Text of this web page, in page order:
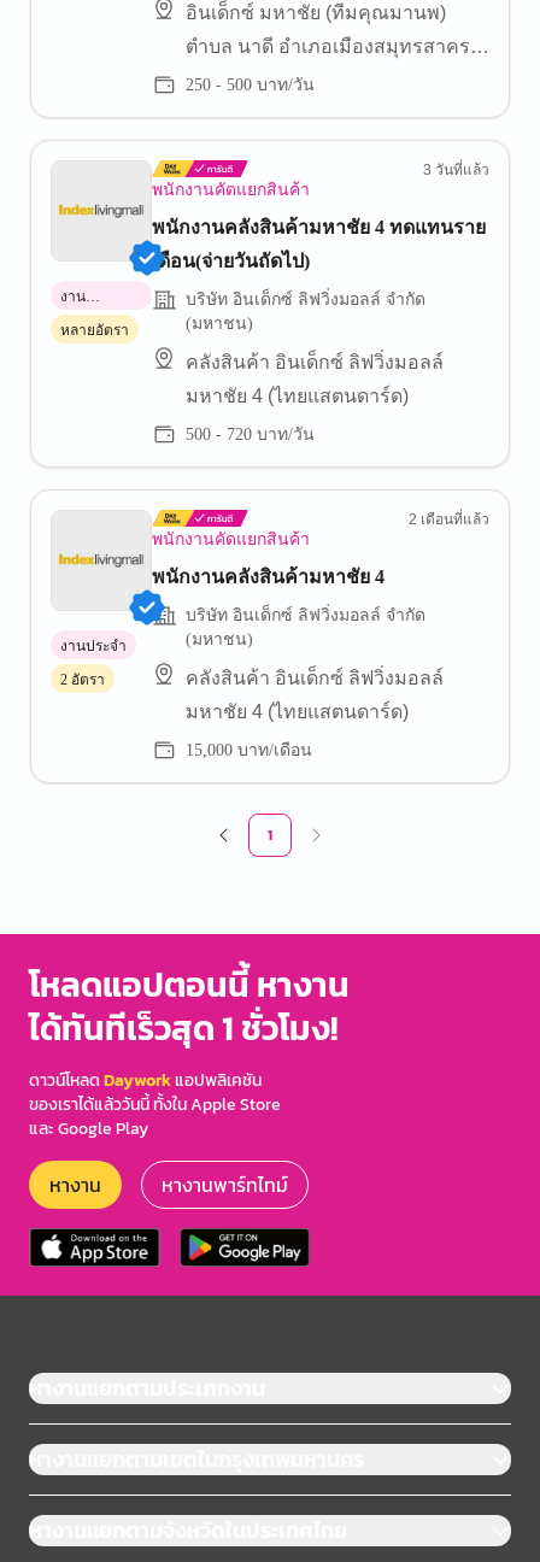
อินเด็กซ์ มหาชัย (ทีมคุณมานพ)
ตำบล นาดี อำเภอเมืองสมุทรสาคร
สมุทรสาคร
250 - 500 บาท/วัน
พนักงานคัดแยกสินค้า
3 วันที่แล้ว
พนักงานคลังสินค้ามหาชัย 4 ทดแทนราย
เดือน(จ่ายวันถัดไป)
บริษัท อินเด็กซ์ ลิฟวิ่งมอลล์ จำกัด
(มหาชน)
คลังสินค้า อินเด็กซ์ ลิฟวิ่งมอลล์
มหาชัย 4 (ไทยแสตนดาร์ด)
500 - 720 บาท/วัน
งาน
พาร์ทไทม์
หลายอัตรา
พนักงานคัดแยกสินค้า
2 เดือนที่แล้ว
พนักงานคลังสินค้ามหาชัย 4
บริษัท อินเด็กซ์ ลิฟวิ่งมอลล์ จำกัด
(มหาชน)
คลังสินค้า อินเด็กซ์ ลิฟวิ่งมอลล์
มหาชัย 4 (ไทยแสตนดาร์ด)
15,000 บาท/เดือน
งานประจำ
2 อัตรา
1
โหลดแอปตอนนี้ หางาน
ได้ทันทีเร็วสุด 1 ชั่วโมง!
ดาวน์โหลดDayworkแอปพลิเคชัน
ของเราได้แล้ววันนี้ ทั้งใน Apple Store
และ Google Play
หางาน หางานพาร์ทไทม์
หางานแยกตามประเภทงาน
หางานแยกตามเขตในกรุงเทพมหานคร
หางานแยกตามจังหวัดในประเทศไทย